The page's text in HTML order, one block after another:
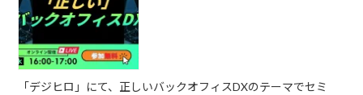
「デジヒロ」にて、正しいバックオフィスDXのテーマでセミ